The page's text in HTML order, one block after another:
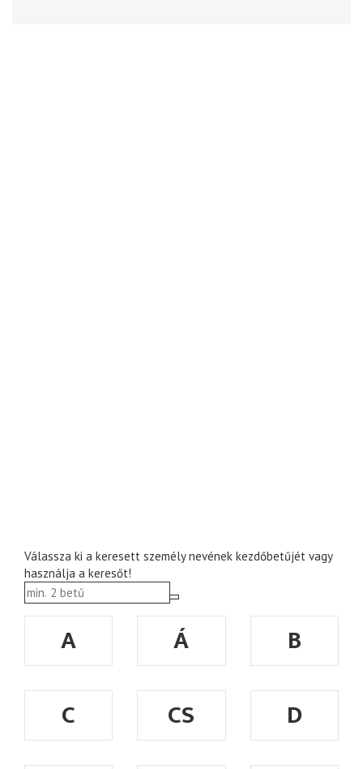
Válassza ki a keresett személy nevének kezdőbetűjét vagy
használja a keresőt!
A Á
B
C
CS
D